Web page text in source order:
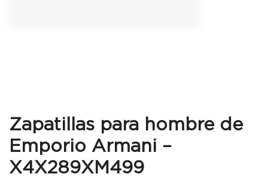
Zapatillas para hombre de
Emporio Armani –
X4X289XM499